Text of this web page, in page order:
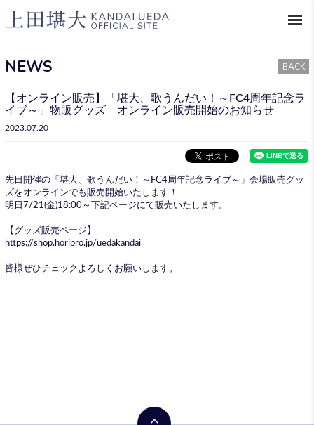
NEWS BACK
【オンライン販売】「堪大、歌うんだい！～FC4周年記念ラ
イブ～」物販グッズ オンライン販売開始のお知らせ
2023.07.20
先日開催の「堪大、歌うんだい！～FC4周年記念ライブ～」会場販売グッ
ズをオンラインでも販売開始いたします！
明日7/21(金)18:00～下記ページにて販売いたします。
【グッズ販売ページ】
https://shop.horipro.jp/uedakandai
皆様ぜひチェックよろしくお願いします。